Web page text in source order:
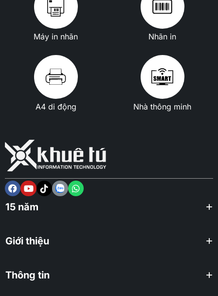
Máy in nhãn Nhãn in
A4 di động Nhà thông minh
15 năm
Giới thiệu
Thông tin